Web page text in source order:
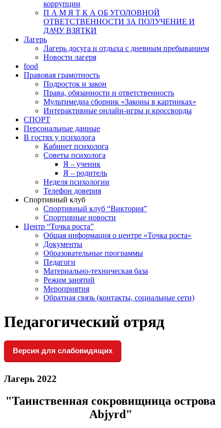
коррупции
П А М Я Т К А ОБ УГОЛОВНОЙ
ОТВЕТСТВЕННОСТИ ЗА ПОЛУЧЕНИЕ И
ДАЧУ ВЗЯТКИ
Лагерь
Лагерь досуга и отдыха с дневным пребыванием
Новости лагеря
food
Правовая грамотность
Подросток и закон
Права, обязанности и ответственность
Мультимедиа сборник «Законы в картинках»
Интерактивные онлайн-игры и кроссворды
СПОРТ
Персональные данные
В гостях у психолога
Кабинет психолога
Советы психолога
Я – ученик
Я – родитель
Неделя психологии
Телефон доверия
Спортивный клуб
Спортивный клуб “Виктория”
Спортивные новости
Центр “Точка роста”
Общая информация о центре «Точка роста»
Документы
Образовательные программы
Педагоги
Материально-техническая база
Режим занятий
Мероприятия
Обратная связь (контакты, социальные сети)
Педагогический отряд
Версия для слабовидящих
Лагерь 2022
"Таинственная сокровищница острова
Abjyrd"